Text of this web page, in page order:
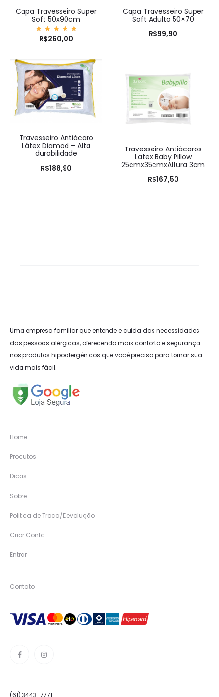
Capa Travesseiro Super
Soft 50x90cm
Avaliaç
ão
R$260,00
Capa Travesseiro Super
Soft Adulto 50×70
R$99,90
Travesseiro Antiácaro
Látex Diamod – Alta
durabilidade
R$188,90
Travesseiro Antiácaros
Latex Baby Pillow
25cmx35cmxAltura 3cm
R$167,50
Uma empresa familiar que entende e cuida das necessidades
das pessoas alérgicas, oferecendo mais conforto e segurança
nos produtos hipoalergênicos que você precisa para tornar sua
vida mais fácil.
Home
Produtos
Dicas
Sobre
Politica de Troca/Devolução
Criar Conta
Entrar
Contato
(61) 3443-7771